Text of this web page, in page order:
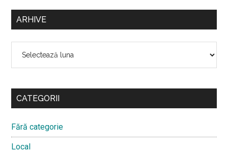
ARHIVE
CATEGORII
Fără categorie
Local